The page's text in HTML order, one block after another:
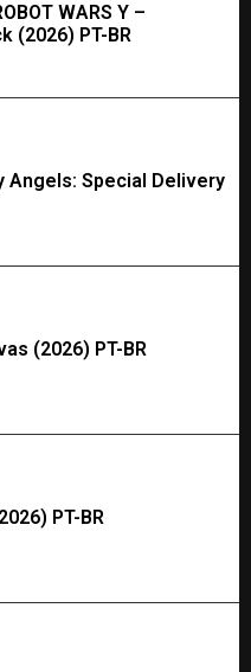
WARS Y –
(2026) PT-BR
Angels: Special Delivery
(2026) PT-BR
PT-BR